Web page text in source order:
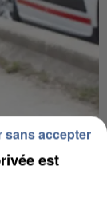
est
sans accepter